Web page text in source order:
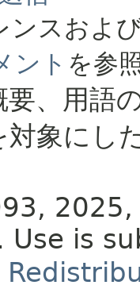
ンスおよ
ント を参
、用語
対象にし
Use is